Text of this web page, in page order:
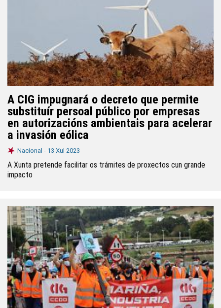
A CIG impugnará o decreto que permite
substituír persoal público por empresas
en autorizacións ambientais para acelerar
a invasión eólica
Nacional - 13 Xul 2023
A Xunta pretende facilitar os trámites de proxectos cun grande
impacto